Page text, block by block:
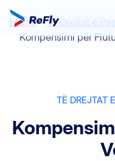
Home
Të Drejtat e
Kompensimi për
TË DREJTAT